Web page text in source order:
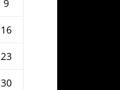
9
16
23
30